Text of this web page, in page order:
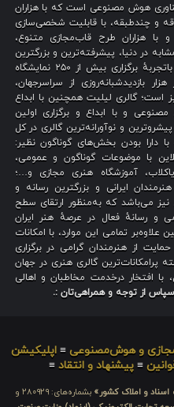
هوش مصنوعی است که با هزاران
و چندطبقه، با قابلیت شخصی‌سازی
با هزاران طرح قاب‌مجازی متنوع،
در دنیا، پیشرفته‌ترین و بزرگترین
گالری آنلاین در کل جهان می‌باشد، که باتجربهٔ برگزاری بیش از ۲۵۰ نمایشگاه
بازدیدشبانه‌روزی از سراسرجهان،
است؛ گالری لیلیت همچنین با ابداع
و با ابداع و برگزاری اولین
و نوآورانه‌ترین گالری در کل
دارا بودن بخش‌های گوناگون نظیر:
با موضوعات گوناگون و عمومی،
آموزشگاه هنری مجازی و…؛
ایرانی و بزرگترین رسانه و
می‌باشد که به‌منظور ارتقای سطح
و رسانهٔ فعال در عرصهٔ هنر ایران
تمامی این موارد، با امکانات
از هنرمندان گرامی در برگزاری
پرامکانات‌ترین گالری هنری در جهان
با افتخار درخدمت مخاطبان و اهالی
از توجه و همراهی‌تان :.
و هوش‌مصنوعی ≡ اپلیکیشن
≡پیشنهاد و انتقاد ≡
و املاک کشور»
بشماره‌های: ۲۸۰۹۲۹ و